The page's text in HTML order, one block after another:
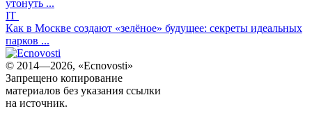
утонуть ...
IT
Как в Москве создают «зелёное» будущее: секреты идеальных
парков ...
© 2014—2026, «Ecnovosti»
Запрещено копирование
материалов без указания ссылки
на источник.